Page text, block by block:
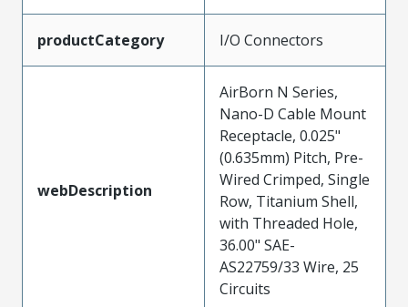
productCategory I/O Connectors
webDescription
AirBorn N Series,
Nano-D Cable Mount
Receptacle, 0.025"
(0.635mm) Pitch, Pre-
Wired Crimped, Single
Row, Titanium Shell,
with Threaded Hole,
36.00" SAE-
AS22759/33 Wire, 25
Circuits